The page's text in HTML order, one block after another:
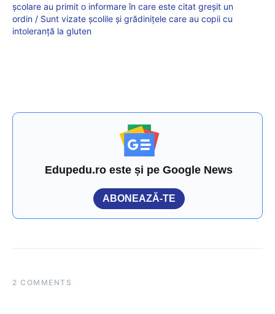
școlare au primit o informare în care este citat greșit un
ordin / Sunt vizate școlile și grădinițele care au copii cu
intoleranță la gluten
Edupedu.ro este și pe Google News
ABONEAZĂ-TE
2 COMMENTS